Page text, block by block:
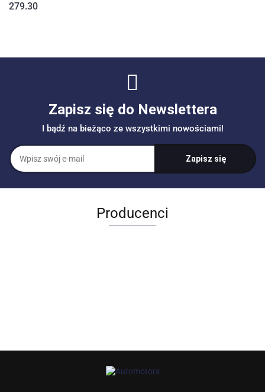
279.30
Zapisz się do Newslettera
I bądź na bieżąco ze wszystkimi nowościami!
Producenci